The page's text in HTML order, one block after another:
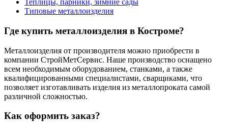
Теплицы, парники, зимние сады
Типовые металлоизделия
Где купить металлоизделия в Костроме?
Металлоизделия от производителя можно приобрести в
компании СтройМетСервис. Наше производство оснащено
всем необходимым оборудованием, станками, а также
квалифицированными специалистами, сварщиками, что
позволяет изготавливать изделия из металлопроката самой
различной сложностью.
Как оформить заказ?